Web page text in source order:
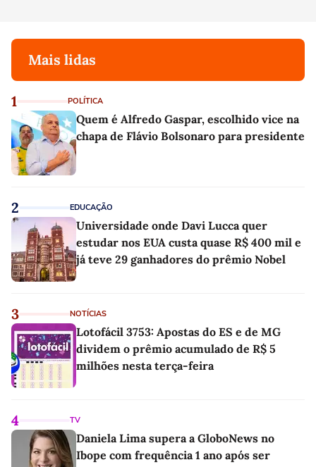
Mais lidas
1 POLÍTICA
Quem é Alfredo Gaspar, escolhido vice na
chapa de Flávio Bolsonaro para presidente
2 EDUCAÇÃO
Universidade onde Davi Lucca quer
estudar nos EUA custa quase R$ 400 mil e
já teve 29 ganhadores do prêmio Nobel
3 NOTÍCIAS
Lotofácil 3753: Apostas do ES e de MG
dividem o prêmio acumulado de R$ 5
milhões nesta terça-feira
4 TV
Daniela Lima supera a GloboNews no
Ibope com frequência 1 ano após ser